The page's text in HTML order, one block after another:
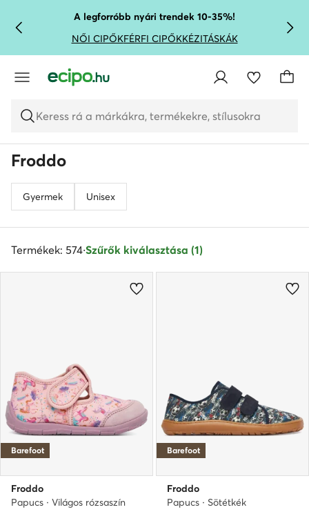
UGRÁS A FŐ TARTALOMRA
UGRÁS A KERESÉSHEZA legforróbb nyári trendek 10-35%!
NŐI CIPŐKFÉRFI CIPŐKKÉZITÁSKÁK
Keress rá a márkákra, termékekre, stílusokra
Froddo
Gyermek Unisex
Termékek: 574·Szűrők kiválasztása (1)
Barefoot
Froddo
Papucs · Világos rózsaszín
Barefoot
Froddo
Papucs · Sötétkék